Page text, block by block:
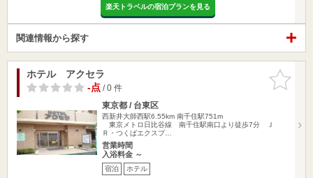
楽天トラベルの宿泊プランを見る
関連情報から探す
お気に入
りに追加
ホテル アクセラ
-点/ 0 件
東京都 / 台東区
西新井大師西駅6.55km 南千住駅751m
東京メトロ日比谷線 南千住駅南口より徒歩7分 Ｊ
Ｒ・つくばエクスプ…
営業時間
入浴料金 ～
宿泊 ホテル